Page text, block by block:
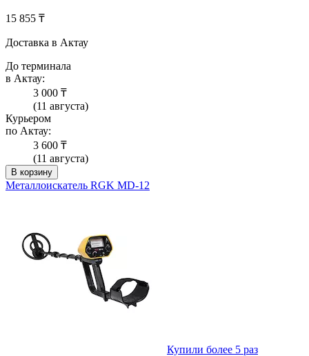
15 855 ₸
Доставка в Актау
До терминала
в Актау:
3 000 ₸
(11 августа)
Курьером
по Актау:
3 600 ₸
(11 августа)
В корзину
Металлоискатель RGK MD-12
Купили более 5 раз